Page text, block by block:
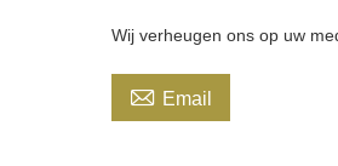
Wij verheugen ons op uw
 Email